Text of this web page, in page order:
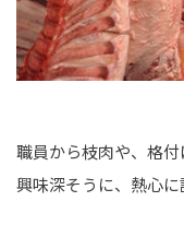
職員から枝肉や、格付
興味深そうに、熱心に